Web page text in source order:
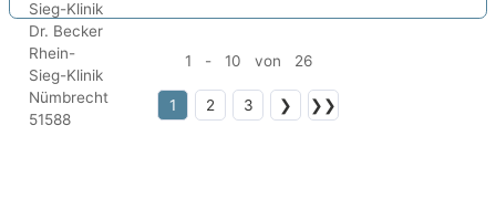
1 - 10 von 26
1 2 3 ❯ ❯❯